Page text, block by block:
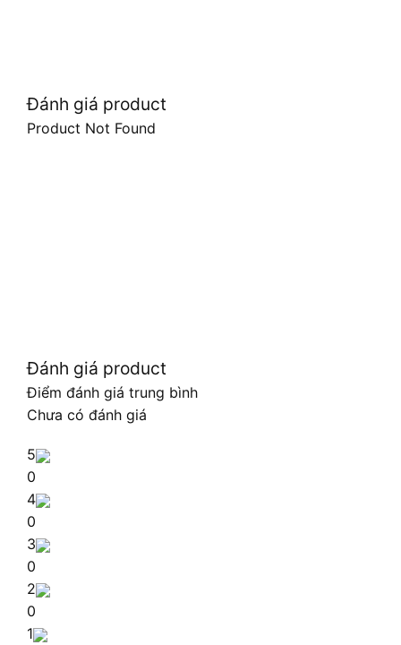
Đánh giá product
Product Not Found
Đánh giá product
Điểm đánh giá trung bình
Chưa có đánh giá
5
0
4
0
3
0
2
0
1